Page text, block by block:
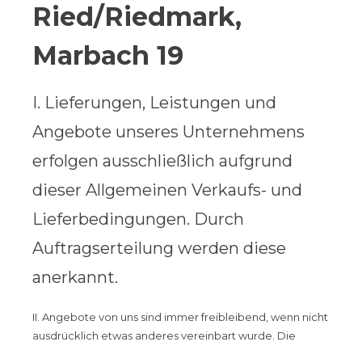
Ried/Riedmark,
Marbach 19
I. Lieferungen, Leistungen und
Angebote unseres Unternehmens
erfolgen ausschließlich aufgrund
dieser Allgemeinen Verkaufs- und
Lieferbedingungen. Durch
Auftragserteilung werden diese
anerkannt.
II. Angebote von uns sind immer freibleibend, wenn nicht
ausdrücklich etwas anderes vereinbart wurde. Die